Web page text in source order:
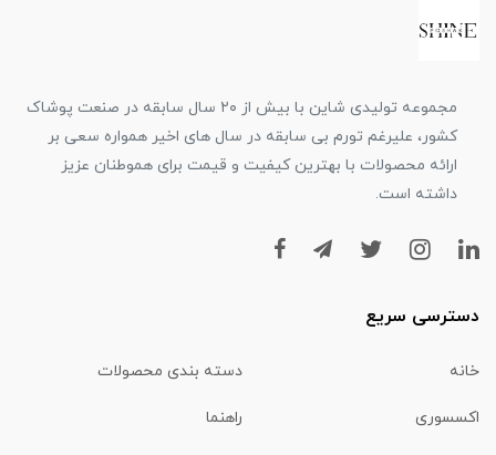
مجموعه تولیدی شاین با بیش از ۲۰ سال سابقه در صنعت پوشاک
کشور، علیرغم تورم بی سابقه در سال های اخیر همواره سعی بر
ارائه محصولات با بهترین کیفیت و قیمت برای هموطنان عزیز
داشته است.
دسترسی سریع
خانه دسته بندی محصولات
اکسسوری راهنما